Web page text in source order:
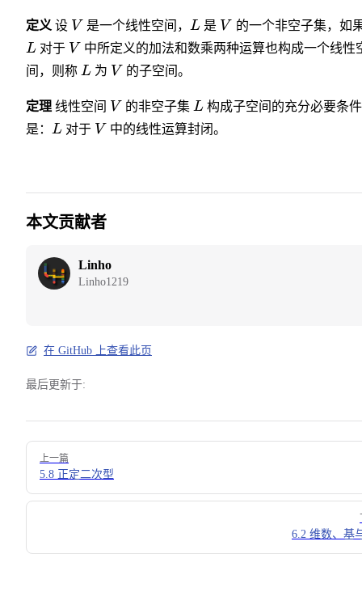
定义 设 V 是一个线性空间， L 是 V 的一个非空子集，如
L 对于 V 中所定义的加法和数乘两种运算也构成一个线性
间，则称 L 为 V 的子空间。
定理 线性空间 V 的非空子集 L 构成子空间的充分必要条件
是： L 对于 V 中的线性运算封闭。
本文贡献者
Linho
Linho1219
在 GitHub 上查看此页
最后更新于:
Pager
上一篇
5.8 正定二次型
6.2 维数、基